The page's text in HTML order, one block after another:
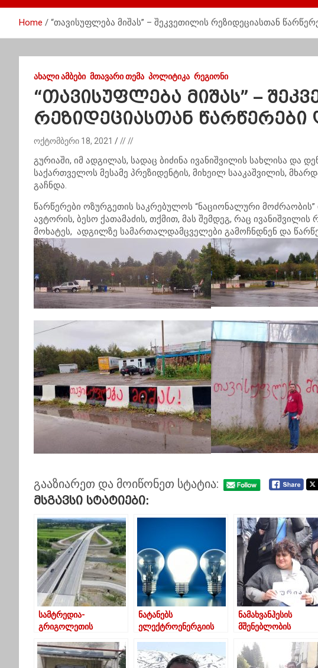
Home “თავისუფლება მიშას” – შეკვეთილის რეზიდეციასთან
ᲐᲮᲐᲚᲘ ᲐᲛᲑᲔᲑᲘ ᲛᲗᲐᲕᲐᲠᲘ ᲗᲔᲛᲐ ᲞᲝᲚᲘᲢᲘᲙᲐ ᲠᲔᲒᲘᲝᲜᲘ
“თავისუფლება მიშას” –
რეზიდეციასთან წარწერები
ოქტომბერი 18, 2021 // //
გურიაში, იმ ადგილას, სადაც ბიძინა ივანიშვილის სახლისა და
საქართველოს მესამე პრეზიდენტის, მიხეილ სააკაშვილის,
გაჩნდა.
წარწერები ოზურგეთის საკრებულოს “ნაციონალური
ავტორის, ბესო ქათამაძის, თქმით, მას შემდეგ, რაც ივანიშვილის
მოხატეს, ადგილზე სამართალდამცველები გამოჩნდნენ და
გააზიარეთ და მოიწონეთ სტატია:
Მსგავსი Სტატიები:
სამტრედია-
გრიგოლეთის
მშენებლობა 2013
წელს 237 მილიონი
ნატანებს
ელექტროენერგიის
აღუდგება
ნამახვანჰესის
მშენებლობის
გამართულ აქციას
გურიიდან 100-ზე